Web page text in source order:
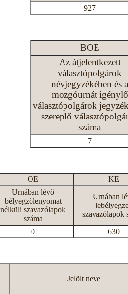
927
BOE
Az átjelentkezett
választópolgárok
névjegyzékében és a
mozgóurnát igénylő
választópolgárok
szereplő
száma
7
OE
KE
Urnában lévő
bélyegzőlenyomat
nélküli szavazólapok
száma
Urnában
szavazólapok
0 630
Jelölt neve